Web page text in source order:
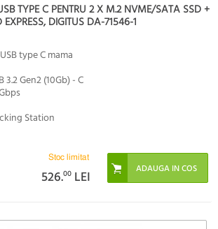
TYPE C PENTRU 2 X M.2 NVME/SATA SSD +
DIGITUS DA-71546-1
type C mama
3.2 Gen2 (10Gb) - C
Station
Stoc limitat
526.00 LEI